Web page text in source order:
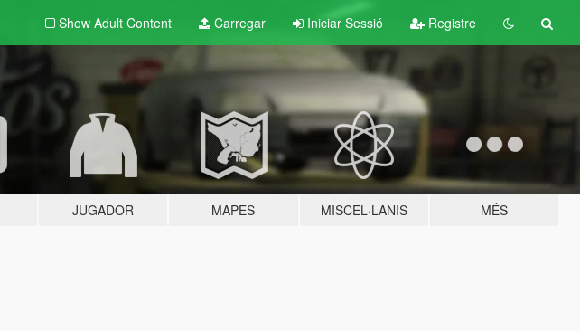
Show Adult Content Carregar Iniciar Sessió Registre
JUGADOR MAPES MISCEL·LANIS MÉS